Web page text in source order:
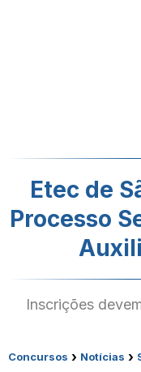
Etec de
Processo
Inscrições
Concursos › Notícias ›